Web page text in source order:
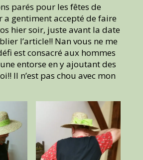
parés pour les fêtes de
a gentiment accepté de faire
hier soir, juste avant la date
l’article!! Nan vous ne me
est consacré aux hommes
entorse en y ajoutant des
Il n’est pas chou avec mon